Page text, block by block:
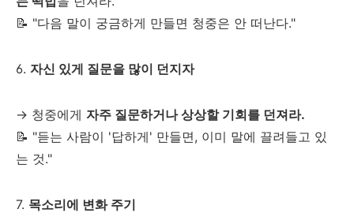
📝 "다음 말이 궁금하게 만들면 청중은 안 떠난다."
6. 자신 있게 질문을 많이 던지자
→ 청중에게 자주 질문하거나 상상할 기회를 던져라.
📝 "듣는 사람이 '답하게' 만들면, 이미 말에 끌려들고 있
는 것."
7. 목소리에 변화 주기